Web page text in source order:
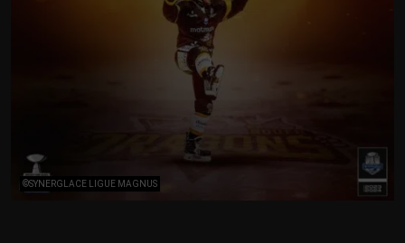
©SYNERGLACE LIGUE MAGNUS